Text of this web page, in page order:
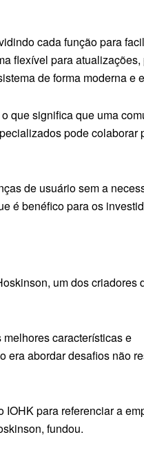
cada função para
flexível para
de forma moderna e
que significa que uma
pode colaborar
de usuário sem a
é benéfico para os
um dos criadores
características e
era abordar desafios não
para referenciar a
fundou.